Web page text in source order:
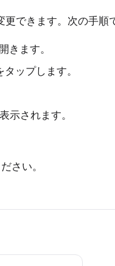
できます。次の手順
きます。
ップします。
示されます。
さい。